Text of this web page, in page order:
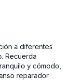
a diferentes
Recuerda
y cómodo,
reparador.